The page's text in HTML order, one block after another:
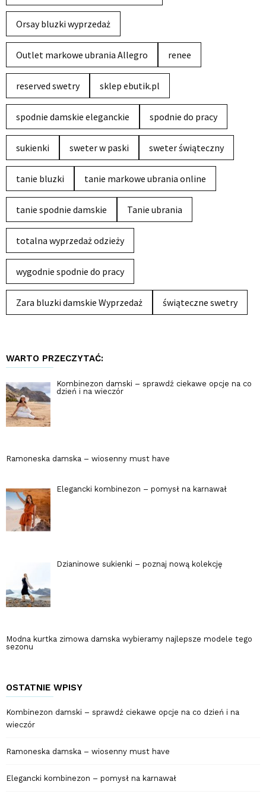
Orsay bluzki wyprzedaż
Outlet markowe ubrania Allegro renee
reserved swetry sklep ebutik.pl
spodnie damskie eleganckie spodnie do pracy
sukienki sweter w paski sweter świąteczny
tanie bluzki tanie markowe ubrania online
tanie spodnie damskie Tanie ubrania
totalna wyprzedaż odzieży
wygodnie spodnie do pracy
Zara bluzki damskie Wyprzedaż świąteczne swetry
WARTO PRZECZYTAĆ:
Kombinezon damski – sprawdź ciekawe opcje na co
dzień i na wieczór
Ramoneska damska – wiosenny must have
Elegancki kombinezon – pomysł na karnawał
Dzianinowe sukienki – poznaj nową kolekcję
Modna kurtka zimowa damska wybieramy najlepsze modele tego
sezonu
OSTATNIE WPISY
Kombinezon damski – sprawdź ciekawe opcje na co dzień i na
wieczór
Ramoneska damska – wiosenny must have
Elegancki kombinezon – pomysł na karnawał